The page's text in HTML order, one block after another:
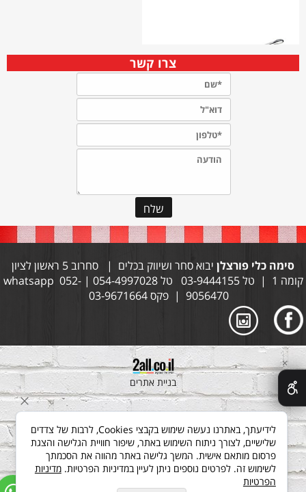
צרו קשר
סימה כלי פורצלן
יבוא סחר ושיווק בכלים | סחרוב 5 ראשון לציון
קומה 1 | טל 03-9444155 טל 054-4997028 | whatsapp 052-
9056470 | פקס 03-9671664
בניית אתרים
✕
לידיעתך, באתרנו נעשה שימוש בקבצי Cookies, לרבות של צדדים
שלישיים, לצורך ניתוח השימוש באתר, שיפור חוויית הגלישה והצגת
פרסום מותאם אישית. המשך גלישה באתר מהווה את הסכמתך
לשימוש זה. לפרטים נוספים ניתן לעיין במדיניות הפרטיות. מדיניות
הפרטיות